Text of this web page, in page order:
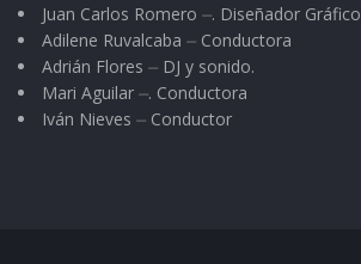
Juan Carlos Romero ⏤. Diseñador Gráfico
Adilene Ruvalcaba ⏤ Conductora
Adrián Flores ⏤ DJ y sonido.
Mari Aguilar ⏤. Conductora
Iván Nieves ⏤ Conductor